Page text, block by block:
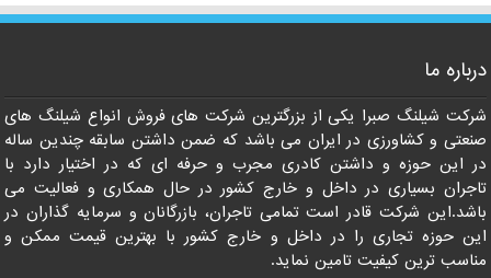
درباره ما
شرکت شیلنگ صبرا یکی از بزرگترین شرکت های فروش انواع شیلنگ های
صنعتی و کشاورزی در ایران می باشد که ضمن داشتن سابقه چندین ساله
در این حوزه و داشتن کادری مجرب و حرفه ای که در اختیار دارد با
تاجران بسیاری در داخل و خارج کشور در حال همکاری و فعالیت می
باشد.این شرکت قادر است تمامی تاجران، بازرگانان و سرمایه گذاران در
این حوزه تجاری را در داخل و خارج کشور با بهترین قیمت ممکن و
مناسب ترین کیفیت تامین نماید.